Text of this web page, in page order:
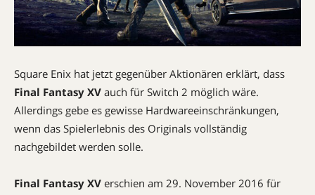
Square Enix hat jetzt gegenüber Aktionären erklärt, dass
Final Fantasy XV auch für Switch 2 möglich wäre.
Allerdings gebe es gewisse Hardwareeinschränkungen,
wenn das Spielerlebnis des Originals vollständig
nachgebildet werden solle.
Final Fantasy XV erschien am 29. November 2016 für